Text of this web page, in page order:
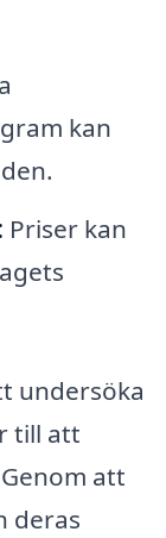
kan
Priser kan
undersöka
till att
att
deras